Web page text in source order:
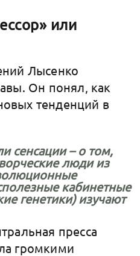
или
Лысенко
Он понял, как
тенденций в
сенсации – о том,
люди из
кабинетные
генетики) изучают
пресса
громкими